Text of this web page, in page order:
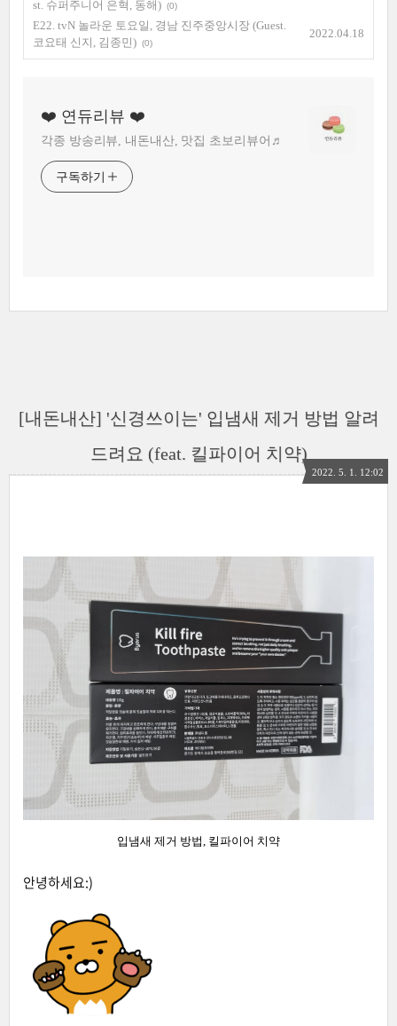
st. 슈퍼주니어 은혁, 동해) (0)
E22. tvN 놀라운 토요일, 경남 진주중앙시장 (Guest.
코요태 신지, 김종민) (0)
2022.04.18
❤️ 연듀리뷰 ❤️
각종 방송리뷰, 내돈내산, 맛집 초보리뷰어♬
구독하기
[내돈내산] '신경쓰이는' 입냄새 제거 방법 알려
드려요 (feat. 킬파이어 치약)
2022. 5. 1. 12:02
입냄새 제거 방법, 킬파이어 치약
안녕하세요:)